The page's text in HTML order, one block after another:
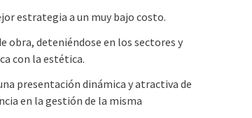
estrategia a un muy bajo costo.
obra, deteniéndose en los sectores y
con la estética.
presentación dinámica y atractiva de
en la gestión de la misma